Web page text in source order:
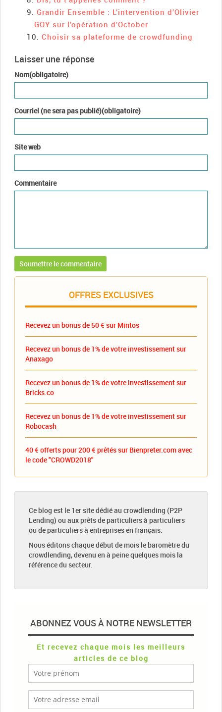
Grandir Ensemble : L’intervention d’Olivier
GOY sur l’opération d’October
Choisir sa plateforme de crowdfunding
Laisser une réponse
Nom(obligatoire)
Courriel (ne sera pas publié)(obligatoire)
Site web
Commentaire
OFFRES EXCLUSIVES
Recevez un bonus de 50 € sur Mintos
Recevez un bonus de 1% de votre investissement sur
Anaxago
Recevez un bonus de 1% de votre investissement sur
Bricks.co
Recevez un bonus de 1% de votre investissement sur
Robocash
40 € offerts pour 200 € prêtés sur Bienpreter.com avec
le code "CROWD2018"
Ce blog est le 1er site dédié au crowdlending (P2P
Lending) ou aux prêts de particuliers à particuliers
ou de particuliers à entreprises en français.
Nous éditons chaque début de mois le baromètre du
crowdlending, devenu en à peine quelques mois la
référence du secteur.
ABONNEZ VOUS À NOTRE NEWSLETTER
Et recevez chaque mois les meilleurs
articles de ce blog